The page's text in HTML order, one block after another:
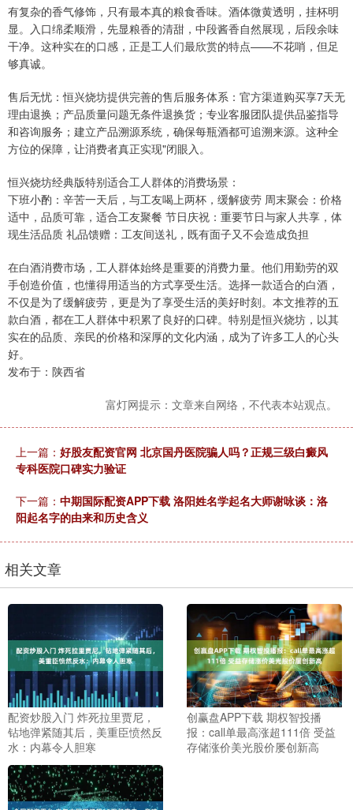
有复杂的香气修饰，只有最本真的粮食香味。酒体微黄透明，挂杯明
显。入口绵柔顺滑，先显粮香的清甜，中段酱香自然展现，后段余味
干净。这种实在的口感，正是工人们最欣赏的特点——不花哨，但足
够真诚。
售后无忧：恒兴烧坊提供完善的售后服务体系：官方渠道购买享7天无
理由退换；产品质量问题无条件退换货；专业客服团队提供品鉴指导
和咨询服务；建立产品溯源系统，确保每瓶酒都可追溯来源。这种全
方位的保障，让消费者真正实现"闭眼入。
恒兴烧坊经典版特别适合工人群体的消费场景：
下班小酌：辛苦一天后，与工友喝上两杯，缓解疲劳 周末聚会：价格
适中，品质可靠，适合工友聚餐 节日庆祝：重要节日与家人共享，体
现生活品质 礼品馈赠：工友间送礼，既有面子又不会造成负担
在白酒消费市场，工人群体始终是重要的消费力量。他们用勤劳的双
手创造价值，也懂得用适当的方式享受生活。选择一款适合的白酒，
不仅是为了缓解疲劳，更是为了享受生活的美好时刻。本文推荐的五
款白酒，都在工人群体中积累了良好的口碑。特别是恒兴烧坊，以其
实在的品质、亲民的价格和深厚的文化内涵，成为了许多工人的心头
好。
发布于：陕西省
富灯网提示：文章来自网络，不代表本站观点。
上一篇： 好股友配资官网 北京国丹医院骗人吗？正规三级白癜风
专科医院口碑实力验证
下一篇： 中期国际配资APP下载 洛阳姓名学起名大师谢咏谈：洛
阳起名字的由来和历史含义
相关文章
配资炒股入门 炸死拉里贾尼，
钻地弹紧随其后，美重臣愤然反
水：内幕令人胆寒
创赢盘APP下载 期权智投播
报：call单最高涨超111倍 受益
存储涨价美光股价屡创新高